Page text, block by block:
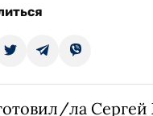
ла Сергей